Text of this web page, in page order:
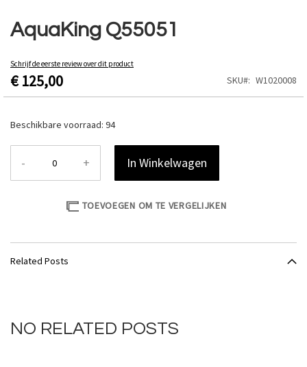
AquaKing Q55051
Schrijf de eerste review over dit product
€ 125,00 SKU W1020008
Beschikbare voorraad: 94
- + In Winkelwagen
TOEVOEGEN OM TE VERGELIJKEN
naar
het
van
de
afbeeldingen-
Related Posts
NO RELATED POSTS